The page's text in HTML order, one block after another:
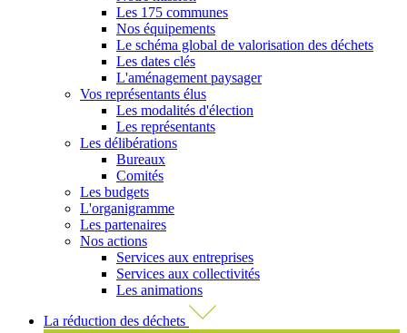
Les 175 communes
Nos équipements
Le schéma global de valorisation des déchets
Les dates clés
L'aménagement paysager
Vos représentants élus
Les modalités d'élection
Les représentants
Les délibérations
Bureaux
Comités
Les budgets
L'organigramme
Les partenaires
Nos actions
Services aux entreprises
Services aux collectivités
Les animations
La réduction des déchets